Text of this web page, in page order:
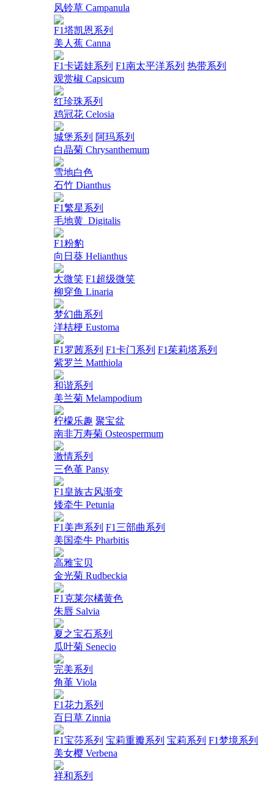
风铃草 Campanula
F1塔凯恩系列
美人蕉 Canna
F1卡诺娃系列 F1南太平洋系列 热带系列
观赏椒 Capsicum
红珍珠系列
鸡冠花 Celosia
城堡系列 阿玛系列
白晶菊 Chrysanthemum
雪地白色
石竹 Dianthus
F1繁星系列
毛地黄_Digitalis
F1粉豹
向日葵 Helianthus
大微笑 F1超级微笑
柳穿鱼 Linaria
梦幻曲系列
洋桔梗 Eustoma
F1罗茜系列 F1卡门系列 F1茱莉塔系列
紫罗兰 Matthiola
和谐系列
美兰菊 Melampodium
柠檬乐趣 聚宝盆
南非万寿菊 Osteospermum
激情系列
三色堇 Pansy
F1皇族古风渐变
矮牵牛 Petunia
F1美声系列 F1三部曲系列
美国牵牛 Pharbitis
高雅宝贝
金光菊 Rudbeckia
F1克莱尔橘黄色
朱唇 Salvia
夏之宝石系列
瓜叶菊 Senecio
完美系列
角堇 Viola
F1花力系列
百日草 Zinnia
F1宝莎系列 宝莉重瓣系列 宝莉系列 F1梦境系列
美女樱 Verbena
祥和系列